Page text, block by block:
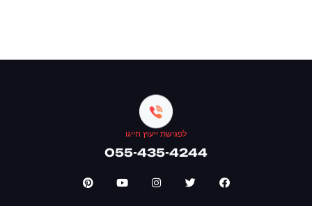
לפגישת ייעוץ חייגו
055-435-4244